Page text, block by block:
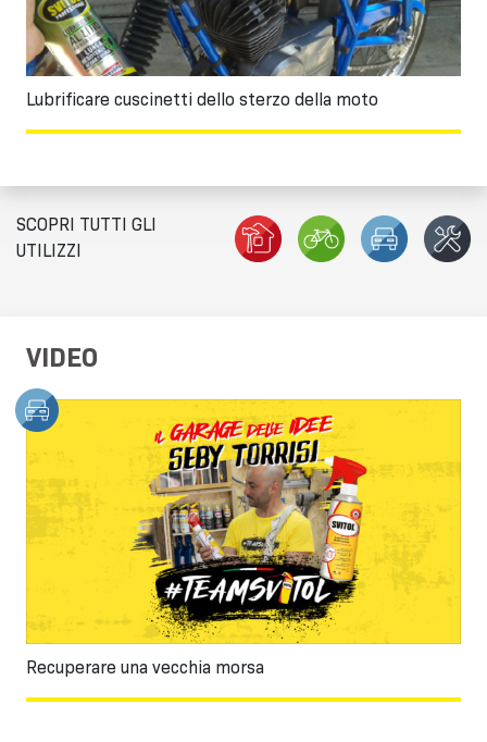
Lubrificare cuscinetti dello sterzo della moto
SCOPRI TUTTI GLI
UTILIZZI
VIDEO
Recuperare una vecchia morsa